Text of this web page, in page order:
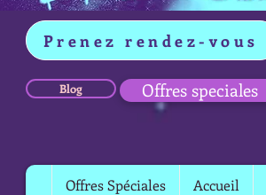
Prenez rendez-vous
Blog Offres speciales
Offres Spéciales Accueil